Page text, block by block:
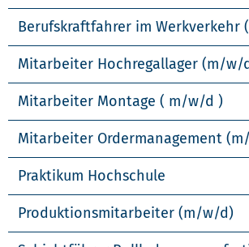
Berufskraftfahrer im Werkverkehr
Mitarbeiter Hochregallager (m/w/
Mitarbeiter Montage ( m/w/d )
Mitarbeiter Ordermanagement
Praktikum Hochschule
Produktionsmitarbeiter (m/w/d)